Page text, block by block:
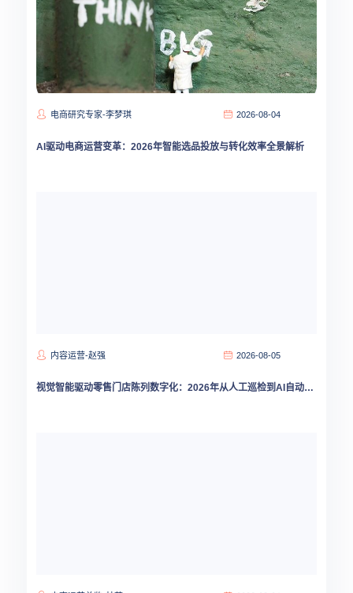
电商研究专家-李梦琪 2026-08-04
AI驱动电商运营变革：2026年智能选品投放与转化效率全景解析
内容运营-赵强 2026-08-05
视觉智能驱动零售门店陈列数字化：2026年从人工巡检到AI自动审核的转型路线图